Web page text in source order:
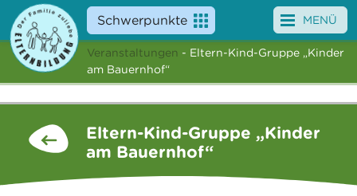
Schwerpunkte
Angebote
News
MENÜ
Veranstaltungen - Eltern-Kind-Gruppe „Kinder
am Bauernhof“
Eltern-Kind-Gruppe „Kinder
am Bauernhof“